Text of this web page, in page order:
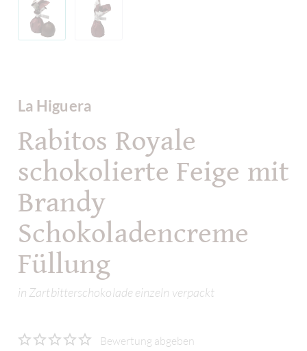
La Higuera
Rabitos Royale
schokolierte Feige mit
Brandy
Schokoladencreme
Füllung
in Zartbitterschokolade einzeln verpackt
Bewertung abgeben